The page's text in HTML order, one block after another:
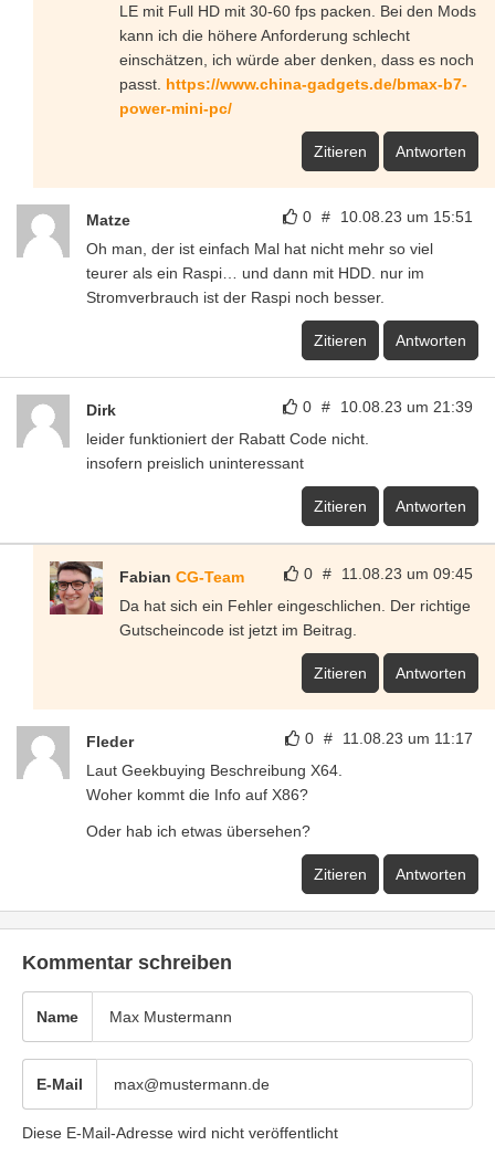
LE mit Full HD mit 30-60 fps packen. Bei den Mods
kann ich die höhere Anforderung schlecht
einschätzen, ich würde aber denken, dass es noch
passt. https://www.china-gadgets.de/bmax-b7-
power-mini-pc/
Zitieren Antworten
0 # 10.08.23 um 15:51
Matze
Oh man, der ist einfach Mal hat nicht mehr so viel
teurer als ein Raspi… und dann mit HDD. nur im
Stromverbrauch ist der Raspi noch besser.
Zitieren Antworten
0 # 10.08.23 um 21:39
Dirk
leider funktioniert der Rabatt Code nicht.
insofern preislich uninteressant
Zitieren Antworten
0 # 11.08.23 um 09:45
Fabian CG-Team
Da hat sich ein Fehler eingeschlichen. Der richtige
Gutscheincode ist jetzt im Beitrag.
Zitieren Antworten
0 # 11.08.23 um 11:17
Fleder
Laut Geekbuying Beschreibung X64.
Woher kommt die Info auf X86?
Oder hab ich etwas übersehen?
Zitieren Antworten
Kommentar schreiben
Name
E-Mail
Diese E-Mail-Adresse wird nicht veröffentlicht